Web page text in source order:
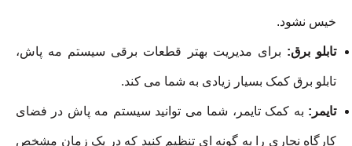
خیس نشود.
تابلو برق: برای مدیریت بهتر قطعات برقی سیستم مه پاش،
تابلو برق کمک بسیار زیادی به شما می کند.
تایمر: به کمک تایمر، شما می توانید سیستم مه پاش در فضای
کارگاه نجاری را به گونه ای تنظیم کنید که در یک زمان مشخص